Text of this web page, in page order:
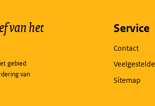
van het
gebied
van
Service
Contact
Sitemap